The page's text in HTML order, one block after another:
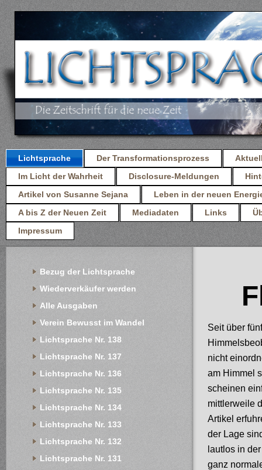
Lichtsprache Der Transformationsprozess
Im Licht der Wahrheit
Disclosure-Meldungen
Artikel von Susanne Sejana
Leben in der neuen
A bis Z der Neuen Zeit
Mediadaten Links
Impressum
Seit über
nicht
am Himmel
scheinen
mittlerweile
Artikel
der Lage
lautlos in
ganz
Bezug der Lichtsprache
Wiederverkäufer werden
Alle Ausgaben
Verein Bewusst im Wandel
Lichtsprache Nr. 138
Lichtsprache Nr. 137
Lichtsprache Nr. 136
Lichtsprache Nr. 135
Lichtsprache Nr. 134
Lichtsprache Nr. 133
Lichtsprache Nr. 132
Lichtsprache Nr. 131